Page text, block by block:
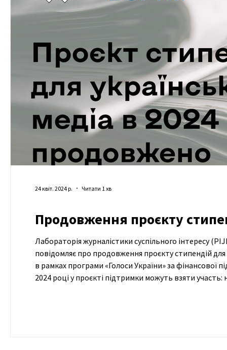
Продовження проєкту
Лабораторія журналістики суспільного інтересу
повідомляє про продовження проєкту стипендій
в рамках програми «Голоси України» за
2024 році у проєкті підтримки можуть взяти участь:
24 квіт. 2024 р. Читати 1 хв